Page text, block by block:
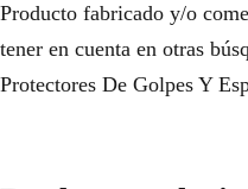
Producto fabricado y/o
tener en cuenta en otras
Protectores De Golpes Y